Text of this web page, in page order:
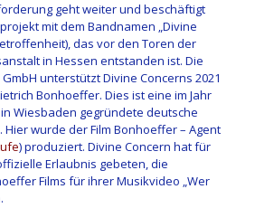
geht weiter und beschäftigt
mit dem Bandnamen „Divine
das vor den Toren der
in Hessen entstanden ist. Die
unterstützt Divine Concerns 2021
Bonhoeffer. Dies ist eine im Jahr
in Wiesbaden gegründete deutsche
wurde der Film Bonhoeffer – Agent
) produziert. Divine Concern hat für
Erlaubnis gebeten, die
Films für ihrer Musikvideo „Wer